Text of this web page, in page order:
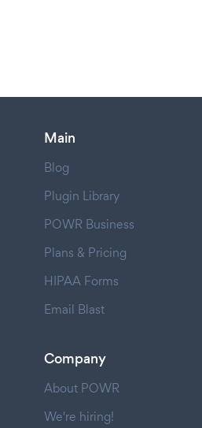
Main
Blog
Plugin Library
POWR Business
Plans & Pricing
HIPAA Forms
Email Blast
Company
About POWR
We're hiring!